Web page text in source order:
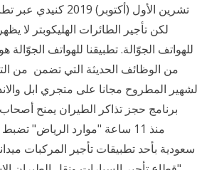
لكن تأجير الطائرات الهليكوبتر لا
للهواتف الجوّالة. تطبيقنا للهواتف
من الوظائف الحديثة التي تضمن من
برنامج حجز تذاكر الطيران يمنح